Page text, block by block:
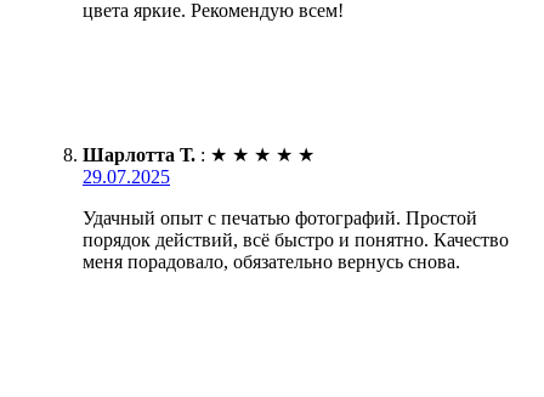
цвета яркие. Рекомендую всем!
Шарлотта Т. : ★ ★ ★ ★ ★
29.07.2025
Удачный опыт с печатью фотографий. Простой
порядок действий, всё быстро и понятно. Качество
меня порадовало, обязательно вернусь снова.